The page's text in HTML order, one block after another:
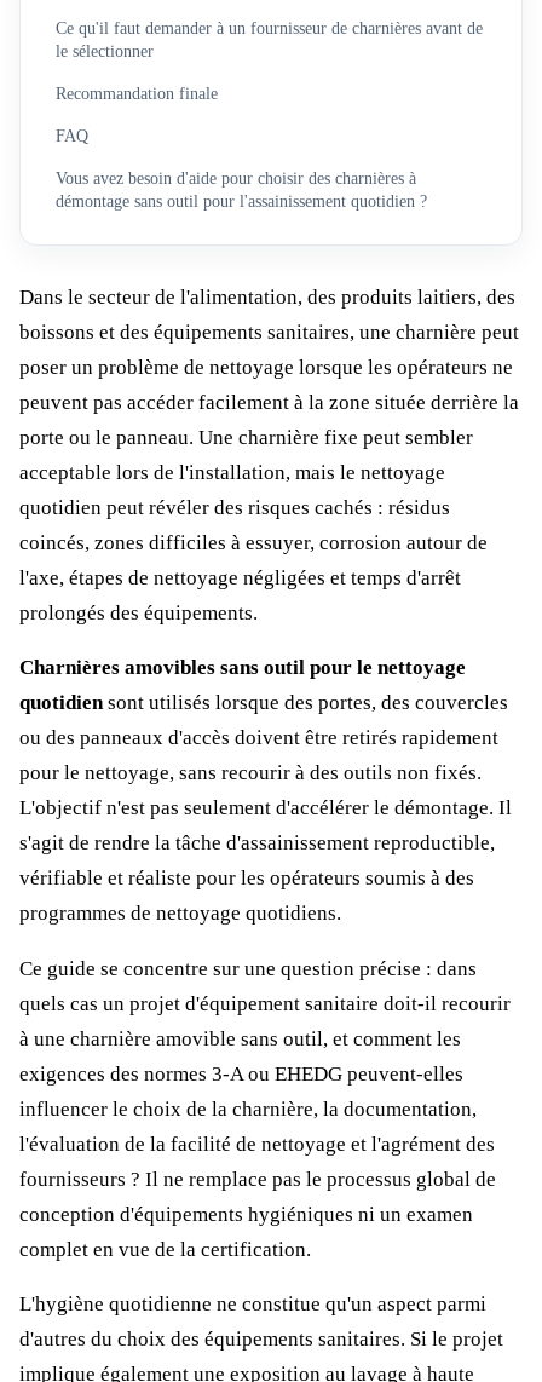
Ce qu'il faut demander à un fournisseur de charnières avant de
le sélectionner
Recommandation finale
FAQ
Vous avez besoin d'aide pour choisir des charnières à
démontage sans outil pour l'assainissement quotidien ?
Dans le secteur de l'alimentation, des produits laitiers, des
boissons et des équipements sanitaires, une charnière peut
poser un problème de nettoyage lorsque les opérateurs ne
peuvent pas accéder facilement à la zone située derrière la
porte ou le panneau. Une charnière fixe peut sembler
acceptable lors de l'installation, mais le nettoyage
quotidien peut révéler des risques cachés : résidus
coincés, zones difficiles à essuyer, corrosion autour de
l'axe, étapes de nettoyage négligées et temps d'arrêt
prolongés des équipements.
Charnières amovibles sans outil pour le nettoyage
quotidiensont utilisés lorsque des portes, des couvercles
ou des panneaux d'accès doivent être retirés rapidement
pour le nettoyage, sans recourir à des outils non fixés.
L'objectif n'est pas seulement d'accélérer le démontage. Il
s'agit de rendre la tâche d'assainissement reproductible,
vérifiable et réaliste pour les opérateurs soumis à des
programmes de nettoyage quotidiens.
Ce guide se concentre sur une question précise : dans
quels cas un projet d'équipement sanitaire doit-il recourir
à une charnière amovible sans outil, et comment les
exigences des normes 3-A ou EHEDG peuvent-elles
influencer le choix de la charnière, la documentation,
l'évaluation de la facilité de nettoyage et l'agrément des
fournisseurs ? Il ne remplace pas le processus global de
conception d'équipements hygiéniques ni un examen
complet en vue de la certification.
L'hygiène quotidienne ne constitue qu'un aspect parmi
d'autres du choix des équipements sanitaires. Si le projet
implique également une exposition au lavage à haute